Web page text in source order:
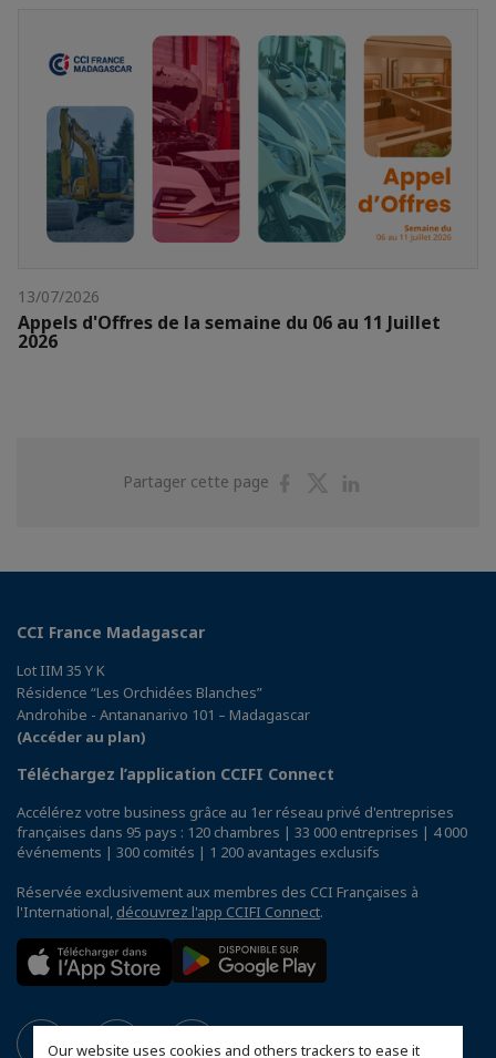
Our website uses cookies and others trackers to ease it
13/07/2026
Appels d'Offres de la semaine du 06 au 11 Juillet
2026
Partager cette page
PartagerPartager
CCI France Madagascar
Lot IIM 35 Y K
Résidence “Les Orchidées Blanches”
Androhibe - Antananarivo 101 – Madagascar
(Accéder au plan)
Téléchargez l’application CCIFI Connect
Accélérez votre business grâce au 1er réseau privé d'entreprises
françaises dans 95 pays : 120 chambres | 33 000 entreprises | 4 000
événements | 300 comités | 1 200 avantages exclusifs
Réservée exclusivement aux membres des CCI Françaises à
l'International, découvrez l'app CCIFI Connect.